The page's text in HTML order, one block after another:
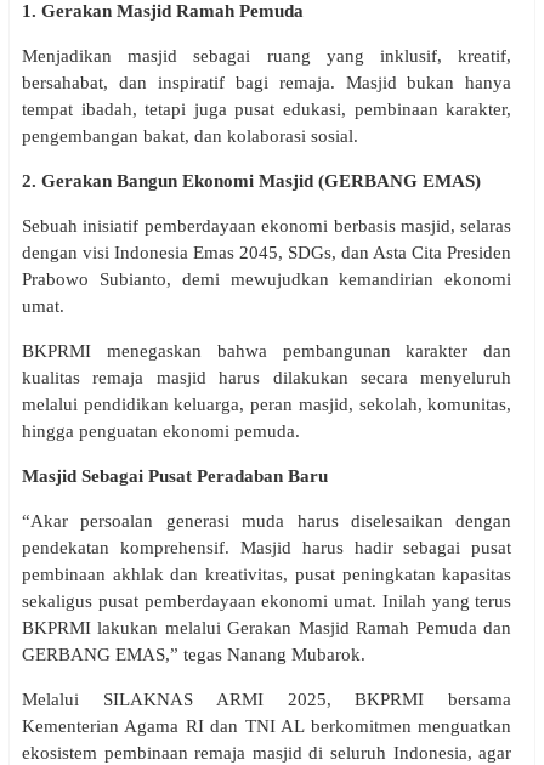
1. Gerakan Masjid Ramah Pemuda
Menjadikan masjid sebagai ruang yang inklusif, kreatif,
bersahabat, dan inspiratif bagi remaja. Masjid bukan hanya
tempat ibadah, tetapi juga pusat edukasi, pembinaan karakter,
pengembangan bakat, dan kolaborasi sosial.
2. Gerakan Bangun Ekonomi Masjid (GERBANG EMAS)
Sebuah inisiatif pemberdayaan ekonomi berbasis masjid, selaras
dengan visi Indonesia Emas 2045, SDGs, dan Asta Cita Presiden
Prabowo Subianto, demi mewujudkan kemandirian ekonomi
umat.
BKPRMI menegaskan bahwa pembangunan karakter dan
kualitas remaja masjid harus dilakukan secara menyeluruh
melalui pendidikan keluarga, peran masjid, sekolah, komunitas,
hingga penguatan ekonomi pemuda.
Masjid Sebagai Pusat Peradaban Baru
“Akar persoalan generasi muda harus diselesaikan dengan
pendekatan komprehensif. Masjid harus hadir sebagai pusat
pembinaan akhlak dan kreativitas, pusat peningkatan kapasitas
sekaligus pusat pemberdayaan ekonomi umat. Inilah yang terus
BKPRMI lakukan melalui Gerakan Masjid Ramah Pemuda dan
GERBANG EMAS,” tegas Nanang Mubarok.
Melalui SILAKNAS ARMI 2025, BKPRMI bersama
Kementerian Agama RI dan TNI AL berkomitmen menguatkan
ekosistem pembinaan remaja masjid di seluruh Indonesia, agar